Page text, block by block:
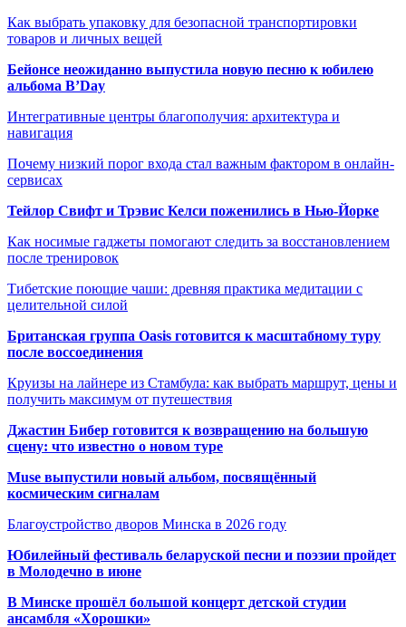
Как выбрать упаковку для безопасной транспортировки
товаров и личных вещей
Бейонсе неожиданно выпустила новую песню к юбилею
альбома B’Day
Интегративные центры благополучия: архитектура и
навигация
Почему низкий порог входа стал важным фактором в онлайн-
сервисах
Тейлор Свифт и Трэвис Келси поженились в Нью-Йорке
Как носимые гаджеты помогают следить за восстановлением
после тренировок
Тибетские поющие чаши: древняя практика медитации с
целительной силой
Британская группа Oasis готовится к масштабному туру
после воссоединения
Круизы на лайнере из Стамбула: как выбрать маршрут, цены и
получить максимум от путешествия
Джастин Бибер готовится к возвращению на большую
сцену: что известно о новом туре
Muse выпустили новый альбом, посвящённый
космическим сигналам
Благоустройство дворов Минска в 2026 году
Юбилейный фестиваль беларуской песни и поэзии пройдет
в Молодечно в июне
В Минске прошёл большой концерт детской студии
ансамбля «Хорошки»